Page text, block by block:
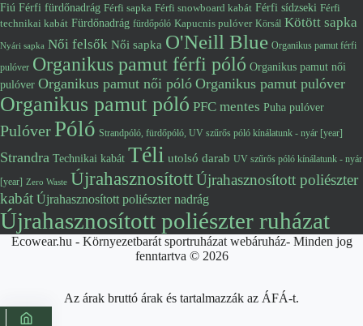
Fiú Férfi fürdőnadrág Férfi sapka Férfi snowboard kabát Férfi sídzseki Férfi
technikai kabát Fürdőnadrág fürdőpóló Kapucnis pulóver Körsál Kötött sapka
Nyári sapka Női felsők Női sapka O'Neill Blue Organikus pamut férfi
pulóver Organikus pamut férfi póló Organikus pamut női
pulóver Organikus pamut női póló Organikus pamut pulóver
Organikus pamut póló PFC mentes Puha pulóver
PulóverPóló Strandpóló, fürdőpóló, UV szűrős póló kínálatunk - nyár [year]
Strandra Technikai kabát Téli utolsó darab UV szűrős póló kínálatunk - nyár
[year] Zero Waste ÚjrahasznosítottÚjrahasznosított poliészter
kabát Újrahasznosított poliészter nadrág
Újrahasznosított poliészter ruházat
Ecowear.hu - Környezetbarát sportruházat webáruház- Minden jog
fenntartva © 2026
Az árak bruttó árak és tartalmazzák az ÁFÁ-t.